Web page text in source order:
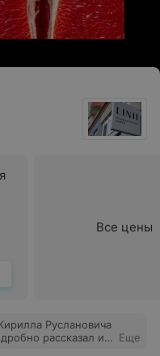
Все цены
Руслановича
рассказал и
Еще